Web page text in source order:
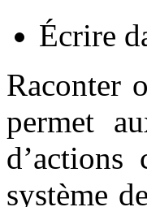
Écrire
Raconter
permet
système